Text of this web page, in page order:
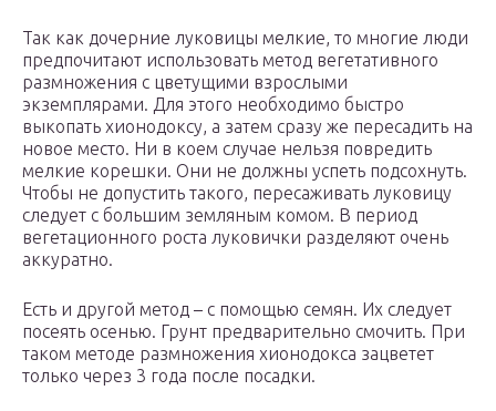
Так как дочерние луковицы мелкие, то многие люди
предпочитают использовать метод вегетативного
размножения с цветущими взрослыми
экземплярами. Для этого необходимо быстро
выкопать хионодоксу, а затем сразу же пересадить на
новое место. Ни в коем случае нельзя повредить
мелкие корешки. Они не должны успеть подсохнуть.
Чтобы не допустить такого, пересаживать луковицу
следует с большим земляным комом. В период
вегетационного роста луковички разделяют очень
аккуратно.
Есть и другой метод – с помощью семян. Их следует
посеять осенью. Грунт предварительно смочить. При
таком методе размножения хионодокса зацветет
только через 3 года после посадки.